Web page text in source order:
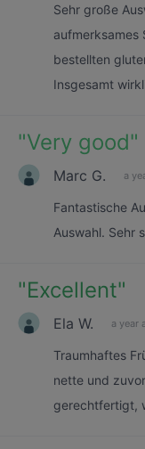
Sehr große
aufmerksames
bestellten
Insgesamt
"Very good"
Marc G. a
Fantastische
Auswahl. Sehr
"Excellent"
Ela W. a year
Traumhaftes
nette und
gerechtfertigt,